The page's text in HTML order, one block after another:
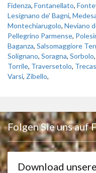
Fidenza, Fontanellato,
Lesignano de' Bagni,
Montechiarugolo, Neviano
Pellegrino Parmense,
Baganza, Salsomaggiore
Solignano, Soragna, Sorbolo,
Torrile, Traversetolo,
Varsi, Zibello,
Folgen Sie uns auf
Download